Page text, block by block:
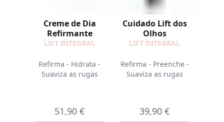
Creme de Dia
Refirmante
LIFT INTEGRAL
Refirma - Hidrata -
Suaviza as rugas
51,90 €
Cuidado Lift dos
Olhos
LIFT INTEGRAL
Refirma - Preenche -
Suaviza as rugas
39,90 €